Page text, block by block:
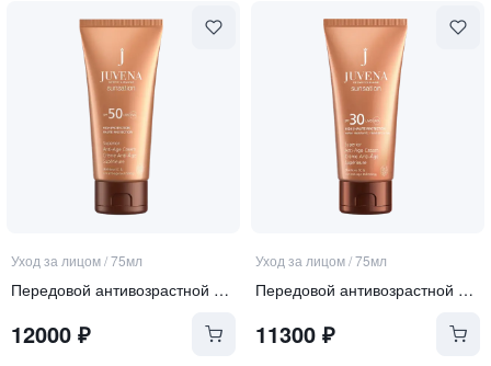
Уход за лицом/75мл
Передовой антивозрастной крем для лица SPF 50
12000 ₽
Уход за лицом/75мл
Передовой антивозрастной крем для лица SPF 30
11300₽